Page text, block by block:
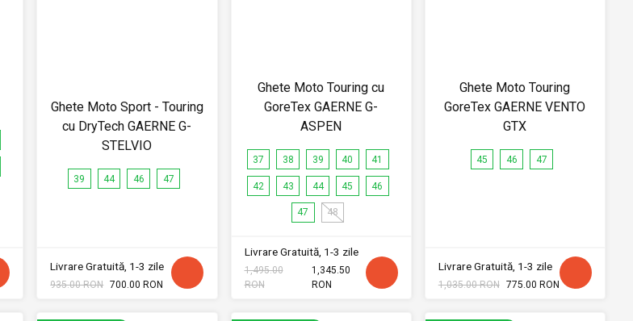
Ghete Moto Sport - Touring
cu DryTech GAERNE G-
STELVIO
39 44 46 47
Livrare Gratuită, 1-3 zile
935.00 RON 700.00 RON
Ghete Moto Touring cu
GoreTex GAERNE G-
ASPEN
37 38 39 40 41
42 43 44 45 46
47 48
Livrare Gratuită, 1-3 zile
1,495.00
RON
1,345.50
RON
Ghete Moto Touring
GoreTex GAERNE VENTO
GTX
45 46 47
Livrare Gratuită, 1-3 zile
1,035.00 RON 775.00 RON